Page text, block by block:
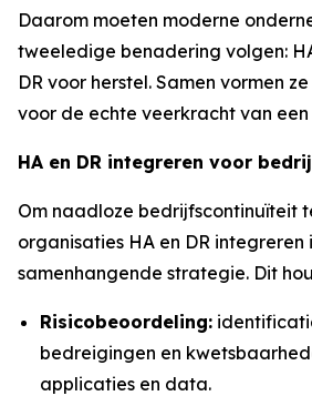
Daarom moeten moderne
tweeledige benadering volgen:
DR voor herstel. Samen vormen
voor de echte veerkracht van
HA en DR integreren voor
Om naadloze bedrijfscontinuïteit
organisaties HA en DR integreren
samenhangende strategie. Dit
Risicobeoordeling:
bedreigingen en
applicaties en data.